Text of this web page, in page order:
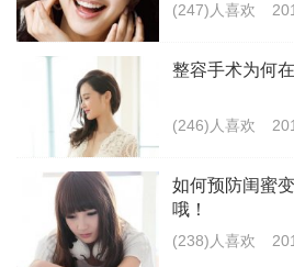
(247)人喜欢
整容手术为何
(246)人喜欢
如何预防闺蜜
哦！
(238)人喜欢